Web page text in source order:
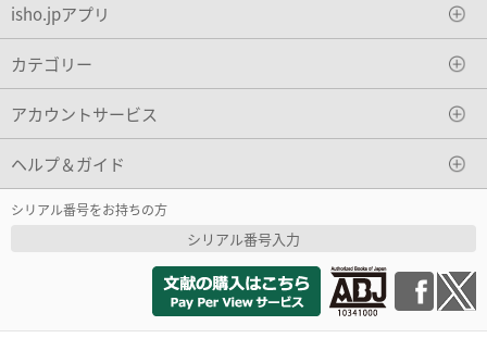
isho.jpアプリ
カテゴリー
アカウントサービス
ヘルプ＆ガイド
シリアル番号をお持ちの方
シリアル番号入力